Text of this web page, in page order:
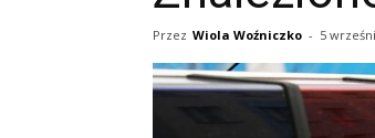
Przez Wiola Woźniczko - 5